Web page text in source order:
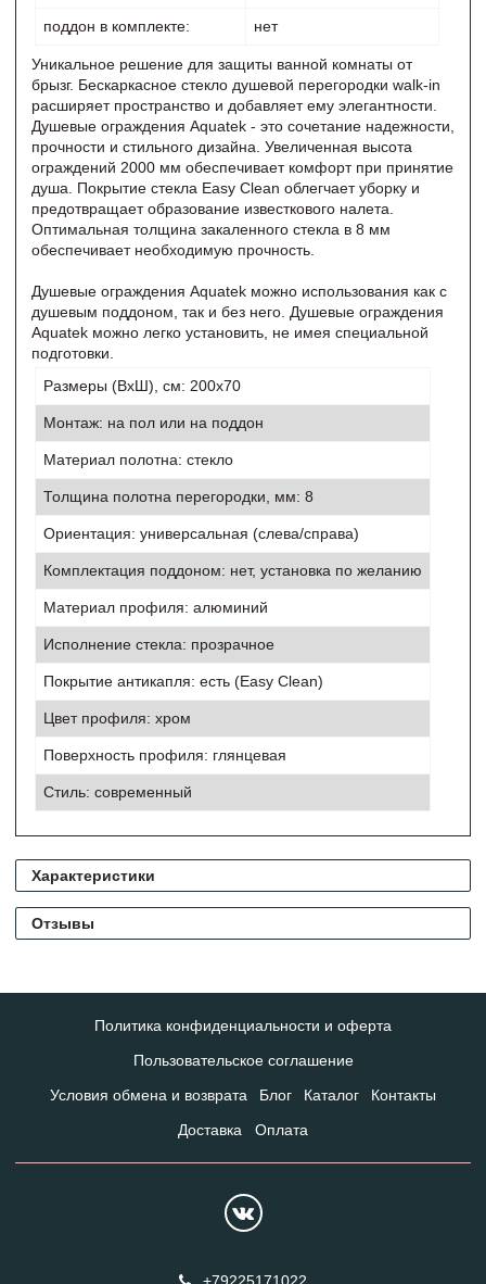
поддон в комплекте: нет
Уникальное решение для защиты ванной комнаты от
брызг. Бескаркасное стекло душевой перегородки walk-in
расширяет пространство и добавляет ему элегантности.
Душевые ограждения Aquatek - это сочетание надежности,
прочности и стильного дизайна. Увеличенная высота
ограждений 2000 мм обеспечивает комфорт при принятие
душа. Покрытие стекла Easy Clean облегчает уборку и
предотвращает образование известкового налета.
Оптимальная толщина закаленного стекла в 8 мм
обеспечивает необходимую прочность.
Душевые ограждения Aquatek можно использования как с
душевым поддоном, так и без него. Душевые ограждения
Aquatek можно легко установить, не имея специальной
подготовки.
Размеры (ВхШ), см: 200х70
Монтаж: на пол или на поддон
Материал полотна: стекло
Толщина полотна перегородки, мм: 8
Ориентация: универсальная (слева/справа)
Комплектация поддоном: нет, установка по желанию
Материал профиля: алюминий
Исполнение стекла: прозрачное
Покрытие антикапля: есть (Easy Clean)
Цвет профиля: хром
Поверхность профиля: глянцевая
Стиль: современный
Характеристики
Отзывы
Политика конфиденциальности и оферта
Пользовательское соглашение
Условия обмена и возврата Блог Каталог Контакты
Доставка Оплата